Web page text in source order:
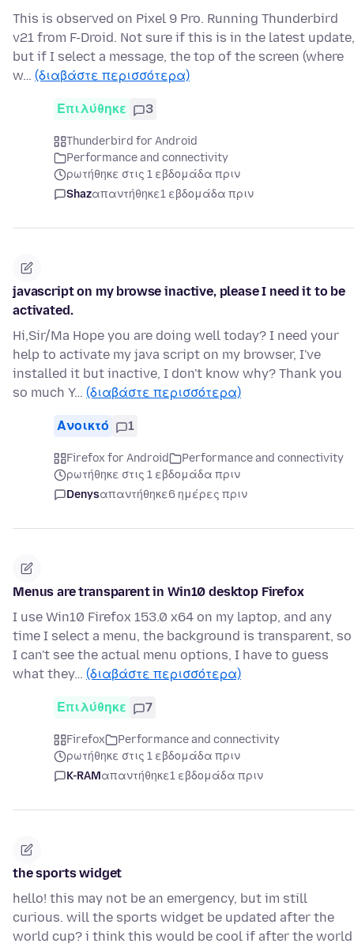
This is observed on Pixel 9 Pro. Running Thunderbird
v21 from F-Droid. Not sure if this is in the latest update,
but if I select a message, the top of the screen (where
w… (διαβάστε περισσότερα)
Επιλύθηκε 3
Thunderbird for Android
Performance and connectivity
ρωτήθηκε στις 1 εβδομάδα πριν
Shazαπαντήθηκε1 εβδομάδα πριν
javascript on my browse inactive, please I need it to be
activated.
Hi,Sir/Ma Hope you are doing well today? I need your
help to activate my java script on my browser, I've
installed it but inactive, I don't know why? Thank you
so much Y… (διαβάστε περισσότερα)
Ανοικτό 1
Firefox for Android
Performance and connectivity
ρωτήθηκε στις 1 εβδομάδα πριν
Denysαπαντήθηκε6 ημέρες πριν
Menus are transparent in Win10 desktop Firefox
I use Win10 Firefox 153.0 x64 on my laptop, and any
time I select a menu, the background is transparent, so
I can't see the actual menu options, I have to guess
what they… (διαβάστε περισσότερα)
Επιλύθηκε 7
Firefox
Performance and connectivity
ρωτήθηκε στις 1 εβδομάδα πριν
K-RAMαπαντήθηκε1 εβδομάδα πριν
the sports widget
hello! this may not be an emergency, but im still
curious. will the sports widget be updated after the
world cup? i think this would be cool if after the world